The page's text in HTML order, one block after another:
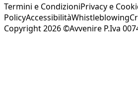
Termini e CondizioniPrivacy e
PolicyAccessibilitàWhistleblowing
Copyright 2026 ©Avvenire P.Iva